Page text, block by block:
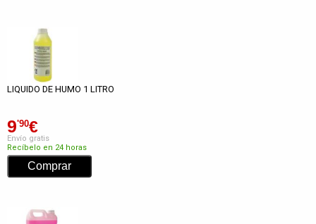
LIQUIDO DE HUMO 1 LITRO
9'90€
Envío gratis
Recíbelo en 24 horas